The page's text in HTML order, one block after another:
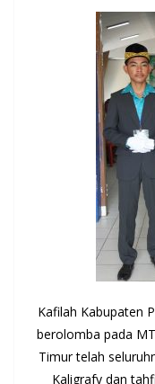
Kafilah Kabupaten
berolomba pada
Timur telah
Kaligrafy dan